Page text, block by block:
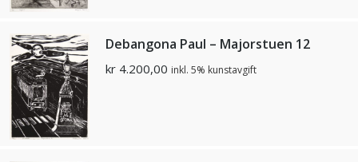
Debangona Paul – Majorstuen 12
kr 4.200,00 inkl. 5% kunstavgift